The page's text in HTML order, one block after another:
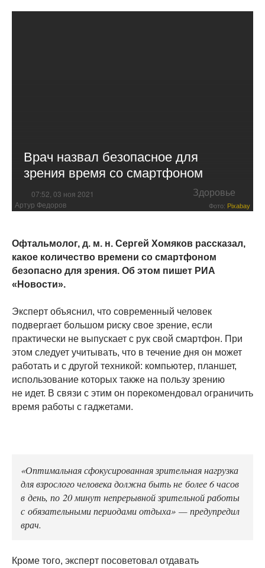
Врач назвал безопасное для
зрения время со смартфоном
07:52, 03 ноя 2021 Здоровье
Артур Федоров Фото: Pixabay
Офтальмолог, д. м. н. Сергей Хомяков рассказал,
какое количество времени со смартфоном
безопасно для зрения. Об этом пишет РИА
«Новости».
Эксперт объяснил, что современный человек
подвергает большом риску свое зрение, если
практически не выпускает с рук свой смартфон. При
этом следует учитывать, что в течение дня он может
работать и с другой техникой: компьютер, планшет,
использование которых также на пользу зрению
не идет. В связи с этим он порекомендовал ограничить
время работы с гаджетами.
«Оптимальная сфокусированная зрительная нагрузка
для взрослого человека должна быть не более 6 часов
в день, по 20 минут непрерывной зрительной работы
с обязательными периодами отдыха» — предупредил
врач.
Кроме того, эксперт посоветовал отдавать